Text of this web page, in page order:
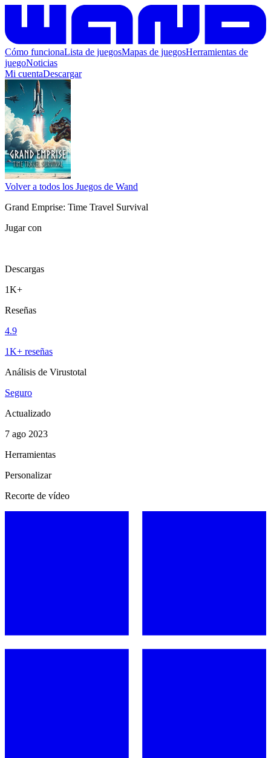
Cómo funcionaLista de juegosMapas de juegosHerramientas de
juegoNoticias
Mi cuentaDescargar
Volver a todos los Juegos de Wand
Grand Emprise: Time Travel Survival
Jugar con
Descargas
1K+
Reseñas
4.9
1K+ reseñas
Análisis de Virustotal
Seguro
Actualizado
7 ago 2023
Herramientas
Personalizar
Recorte de vídeo